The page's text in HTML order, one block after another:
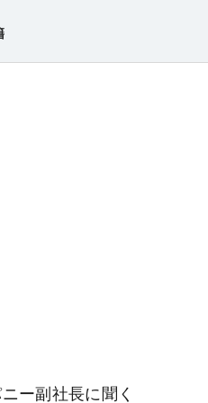
ー副社長に聞く